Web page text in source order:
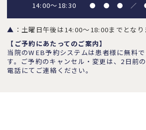
14:00～18:30 ● ● ● ／
▲ ：土曜日午後は14:00～18:00までとなり
【ご予約にあたってのご案内】
当院のWEB予約システムは患者様に無料
す。ご予約のキャンセル・変更は、2日前
電話にてご連絡ください。